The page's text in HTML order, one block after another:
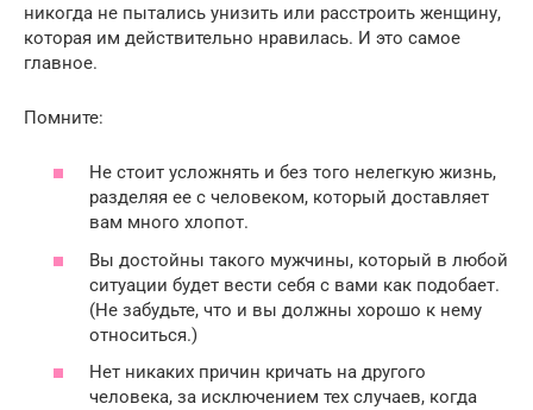
никогда не пытались унизить или расстроить женщину,
которая им действительно нравилась. И это самое
главное.
Помните:
Не стоит усложнять и без того нелегкую жизнь,
разделяя ее с человеком, который доставляет
вам много хлопот.
Вы достойны такого мужчины, который в любой
ситуации будет вести себя с вами как подобает.
(Не забудьте, что и вы должны хорошо к нему
относиться.)
Нет никаких причин кричать на другого
человека, за исключением тех случаев, когда